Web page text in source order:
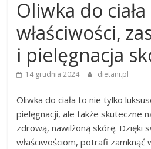
Oliwka do ciała
właściwości,
i pielęgnacja
14 grudnia 2024 dietani.pl
Oliwka do ciała to nie tylko
pielęgnacji, ale także skuteczne
zdrową, nawilżoną skórę. Dzięki
właściwościom, potrafi zamknąć